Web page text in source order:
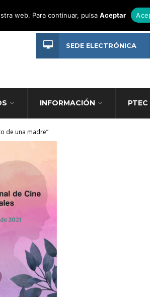
INFORMACIÓN PTEC
SEDE ELECTRÓNICA
de una madre”
web. Para continuar, pulsaAceptar